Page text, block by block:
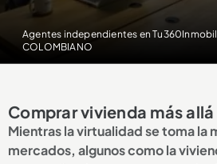
Agentes independientes en
COLOMBIANO
Comprar vivienda más
Mientras la virtualidad se toma la
mercados, algunos como la